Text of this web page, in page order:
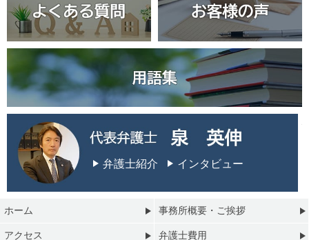
弁護士紹介 インタビュー
ホーム 事務所概要・ご挨拶
アクセス 弁護士費用